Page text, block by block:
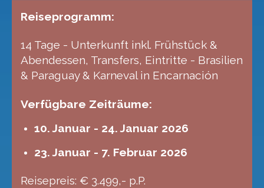
Reiseprogramm:
14 Tage - Unterkunft inkl. Frühstück &
Abendessen, Transfers, Eintritte - Brasilien
& Paraguay & Karneval in Encarnación
Verfügbare Zeiträume:
10. Januar - 24. Januar 2026
23. Januar - 7. Februar 2026
Reisepreis: € 3.499,- p.P.